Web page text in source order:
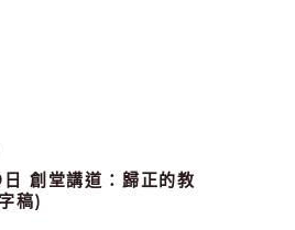
創堂講道：歸正的教
稿)